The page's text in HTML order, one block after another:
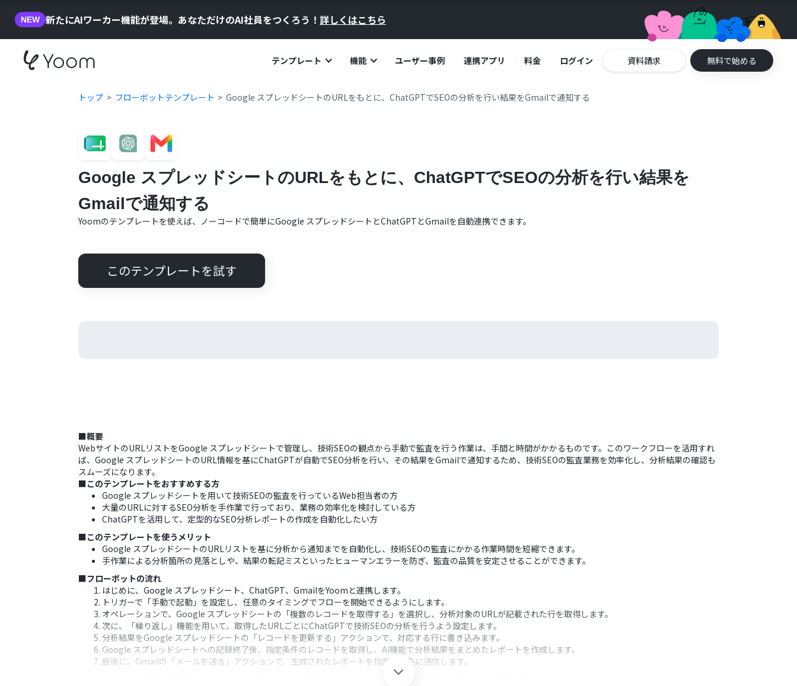
NEW 新たにAIワーカー機能が登場。あなただけのAI社員をつくろう！ 詳しくはこちら
テンプレート 機能 ユーザー事例 連携アプリ 料金 ログイン 資料請求 無料で始める
トップ フローボットテンプレート Google スプレッドシートのURLをもとに、ChatGPTでSEOの分析を行い結果をGmailで通知する
Google スプレッドシートのURLをもとに、ChatGPTでSEOの分析を行い結果を
Gmailで通知する
Yoomのテンプレートを使えば、ノーコードで簡単にGoogle スプレッドシート とChatGPTとGmailを自動連携できます。
このテンプレートを試す
■概要
WebサイトのURLリストをGoogle スプレッドシートで管理し、技術SEOの観点から手動で監査を行う作業は、手間と時間がかかるものです。このワークフローを活用すれ
ば、Google スプレッドシートのURL情報を基にChatGPTが自動でSEO分析を行い、その結果をGmailで通知するため、技術SEOの監査業務を効率化し、分析結果の確認も
スムーズになります。
■このテンプレートをおすすめする方
Google スプレッドシートを用いて技術SEOの監査を行っているWeb担当者の方
大量のURLに対するSEO分析を手作業で行っており、業務の効率化を検討している方
ChatGPTを活用して、定型的なSEO分析レポートの作成を自動化したい方
■このテンプレートを使うメリット
Google スプレッドシートのURLリストを基に分析から通知までを自動化し、技術SEOの監査にかかる作業時間を短縮できます。
手作業による分析箇所の見落としや、結果の転記ミスといったヒューマンエラーを防ぎ、監査の品質を安定させることができます。
■フローボットの流れ
はじめに、Google スプレッドシート、ChatGPT、GmailをYoomと連携します。
トリガーで「手動で起動」を設定し、任意のタイミングでフローを開始できるようにします。
オペレーションで、Google スプレッドシートの「複数のレコードを取得する」を選択し、分析対象のURLが記載された行を取得します。
次に、「繰り返し」機能を用いて、取得したURLごとにChatGPTで技術SEOの分析を行うよう設定します。
分析結果をGoogle スプレッドシートの「レコードを更新する」アクションで、対応する行に書き込みます。
Google スプレッドシートへの記録終了後、指定条件のレコードを取得し、AI機能で分析結果をまとめたレポートを作成します。
最後に、Gmailの「メールを送る」アクションで、生成されたレポートを指定の宛先に送信します。